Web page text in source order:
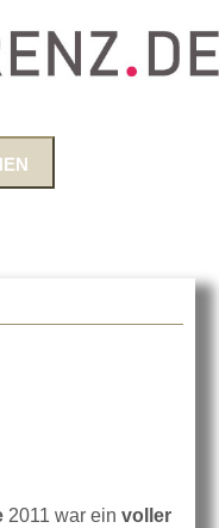
2011 war ein voller